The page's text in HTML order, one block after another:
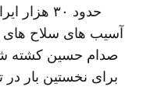
حدود ۳۰
آسیب های سلاح های
صدام حسین کشته
برای نخستین بار